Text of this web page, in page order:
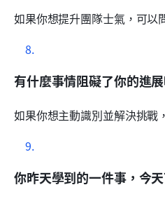
如果你想提升團隊士氣，可以
有什麼事情阻礙了你的進展
如果你想主動識別並解決挑戰
你昨天學到的一件事，今